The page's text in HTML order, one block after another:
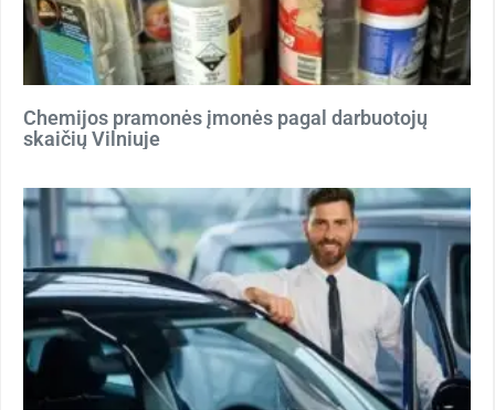
Chemijos pramonės įmonės pagal darbuotojų
skaičių Vilniuje